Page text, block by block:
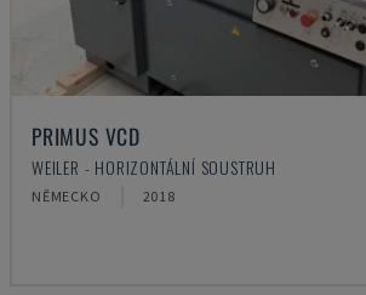
PRIMUS VCD
WEILER - HORIZONTÁLNÍ SOUSTRUH
NĚMECKO 2018